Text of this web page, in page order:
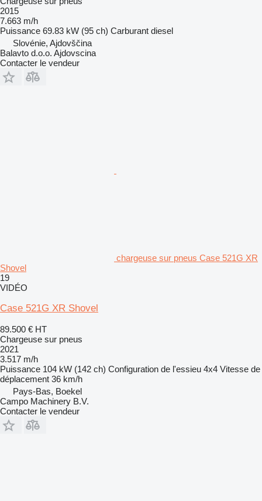
2015
7.663 m/h
Puissance 69.83 kW (95 ch) Carburant diesel
Slovénie, Ajdovščina
Balavto d.o.o. Ajdovscina
Contacter le vendeur
chargeuse sur pneus Case 521G XR
Shovel
19
VIDÉO
Case 521G XR Shovel
89.500 € HT
Chargeuse sur pneus
2021
3.517 m/h
Puissance 104 kW (142 ch) Configuration de l'essieu 4x4 Vitesse de
déplacement 36 km/h
Pays-Bas, Boekel
Campo Machinery B.V.
Contacter le vendeur